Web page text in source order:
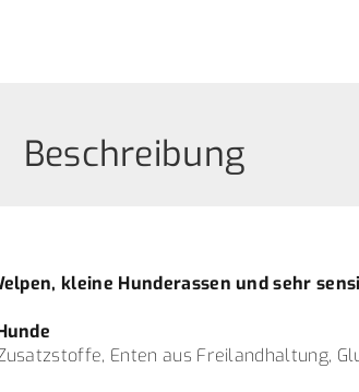
Beschreibung
kleine Hunderassen und sehr
Enten aus Freilandhaltung,